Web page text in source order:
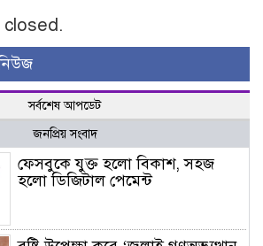
সর্বশেষ আপডেট
জনপ্রিয় সংবাদ
ফেসবুকে যুক্ত হলো বিকাশ, সহজ
হলো ডিজিটাল পেমেন্ট